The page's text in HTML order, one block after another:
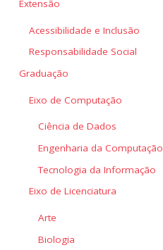
Extensão
Acessibilidade e Inclusão
Responsabilidade Social
Graduação
Eixo de Computação
Ciência de Dados
Engenharia da Computação
Tecnologia da Informação
Eixo de Licenciatura
Arte
Biologia